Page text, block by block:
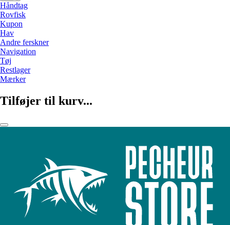
Håndtag
Rovfisk
Kupon
Hav
Andre ferskner
Navigation
Tøj
Restlager
Mærker
Tilføjer til kurv...